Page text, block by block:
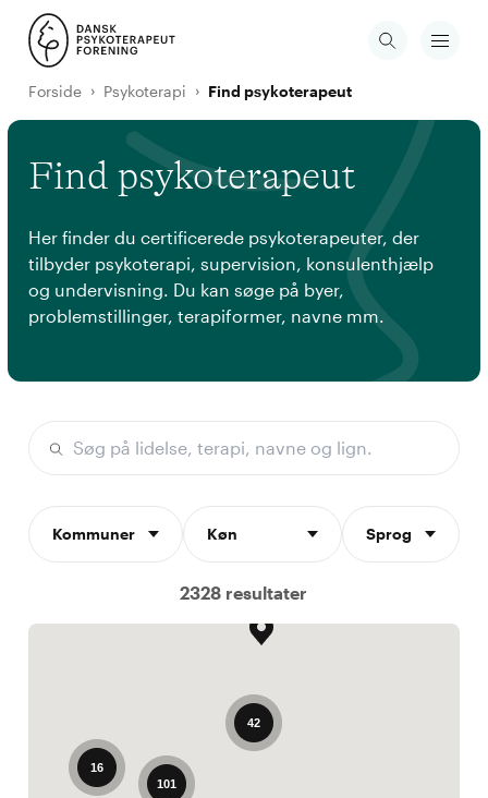
Forside Psykoterapi Find psykoterapeut
Find psykoterapeut
Her finder du certificerede psykoterapeuter, der
tilbyder psykoterapi, supervision, konsulenthjælp
og undervisning. Du kan søge på byer,
problemstillinger, terapiformer, navne mm.
Kommuner Køn Sprog
2328 resultater
42
16
101